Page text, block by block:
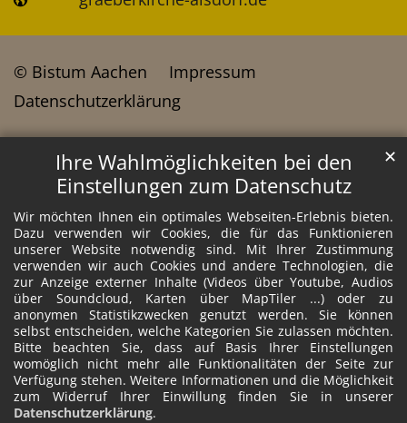
Ihre Wahlmöglichkeiten bei den
Einstellungen zum Datenschutz
Wir möchten Ihnen ein optimales Webseiten-Erlebnis bieten.
Dazu verwenden wir Cookies, die für das Funktionieren
unserer Website notwendig sind. Mit Ihrer Zustimmung
verwenden wir auch Cookies und andere Technologien, die
zur Anzeige externer Inhalte (Videos über Youtube, Audios
über Soundcloud, Karten über MapTiler ...) oder zu
anonymen Statistikzwecken genutzt werden. Sie können
selbst entscheiden, welche Kategorien Sie zulassen möchten.
Bitte beachten Sie, dass auf Basis Ihrer Einstellungen
womöglich nicht mehr alle Funktionalitäten der Seite zur
Verfügung stehen. Weitere Informationen und die Möglichkeit
zum Widerruf Ihrer Einwillung finden Sie in unserer
Datenschutzerklärung.
✕
© Bistum Aachen
Impressum
Datenschutzerklärung